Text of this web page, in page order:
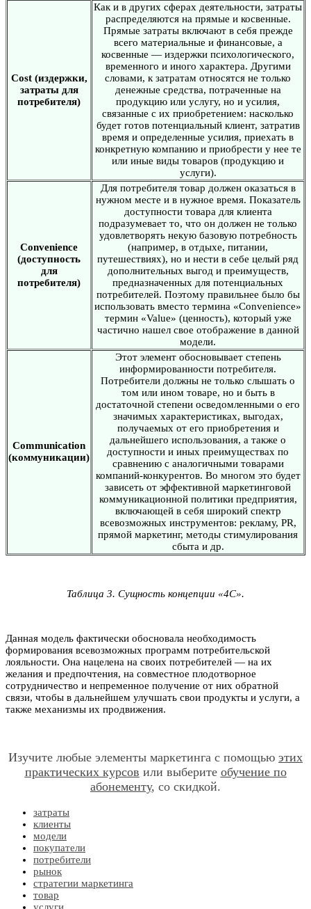
Cost (издержки,
затраты для
потребителя)
Как и в других сферах деятельности, затраты
распределяются на прямые и косвенные.
Прямые затраты включают в себя прежде
всего материальные и финансовые, а
косвенные — издержки психологического,
временного и иного характера. Другими
словами, к затратам относятся не только
денежные средства, потраченные на
продукцию или услугу, но и усилия,
связанные с их приобретением: насколько
будет готов потенциальный клиент, затратив
время и определенные усилия, приехать в
конкретную компанию и приобрести у нее те
или иные виды товаров (продукцию и
услуги).
Convenience
(доступность
для
потребителя)
Для потребителя товар должен оказаться в
нужном месте и в нужное время. Показатель
доступности товара для клиента
подразумевает то, что он должен не только
удовлетворять некую базовую потребность
(например, в отдыхе, питании,
путешествиях), но и нести в себе целый ряд
дополнительных выгод и преимуществ,
предназначенных для потенциальных
потребителей. Поэтому правильнее было бы
использовать вместо термина «Convenience»
термин «Value» (ценность), который уже
частично нашел свое отображение в данной
модели.
Communication
(коммуникации)
Этот элемент обосновывает степень
информированности потребителя.
Потребители должны не только слышать о
том или ином товаре, но и быть в
достаточной степени осведомленными о его
значимых характеристиках, выгодах,
получаемых от его приобретения и
дальнейшего использования, а также о
доступности и иных преимуществах по
сравнению с аналогичными товарами
компаний-конкурентов. Во многом это будет
зависеть от эффективной маркетинговой
коммуникационной политики предприятия,
включающей в себя широкий спектр
всевозможных инструментов: рекламу, PR,
прямой маркетинг, методы стимулирования
сбыта и др.
Таблица 3. Сущность концепции «4С».
Данная модель фактически обосновала необходимость
формирования всевозможных программ потребительской
лояльности. Она нацелена на своих потребителей — на их
желания и предпочтения, на совместное плодотворное
сотрудничество и непременное получение от них обратной
связи, чтобы в дальнейшем улучшать свои продукты и услуги, а
также механизмы их продвижения.
Изучите любые элементы маркетинга с помощью этих
практических курсов или выберите обучение по
абонементу, со скидкой.
затраты
клиенты
модели
покупатели
потребители
рынок
стратегии маркетинга
товар
услуги